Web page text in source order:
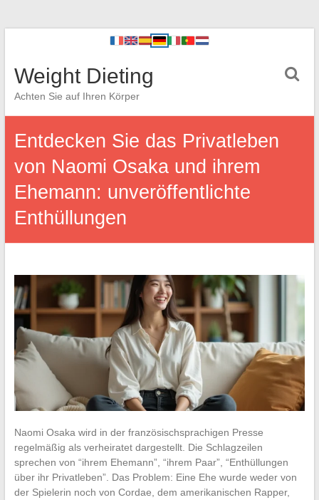
Weight Dieting
Achten Sie auf Ihren Körper
Entdecken Sie das Privatleben
von Naomi Osaka und ihrem
Ehemann: unveröffentlichte
Enthüllungen
Naomi Osaka wird in der französischsprachigen Presse
regelmäßig als verheiratet dargestellt. Die Schlagzeilen
sprechen von “ihrem Ehemann”, “ihrem Paar”, “Enthüllungen
über ihr Privatleben”. Das Problem: Eine Ehe wurde weder von
der Spielerin noch von Cordae, dem amerikanischen Rapper,